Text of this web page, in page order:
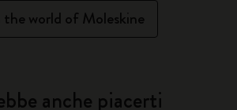
the world of Moleskine
anche piacerti